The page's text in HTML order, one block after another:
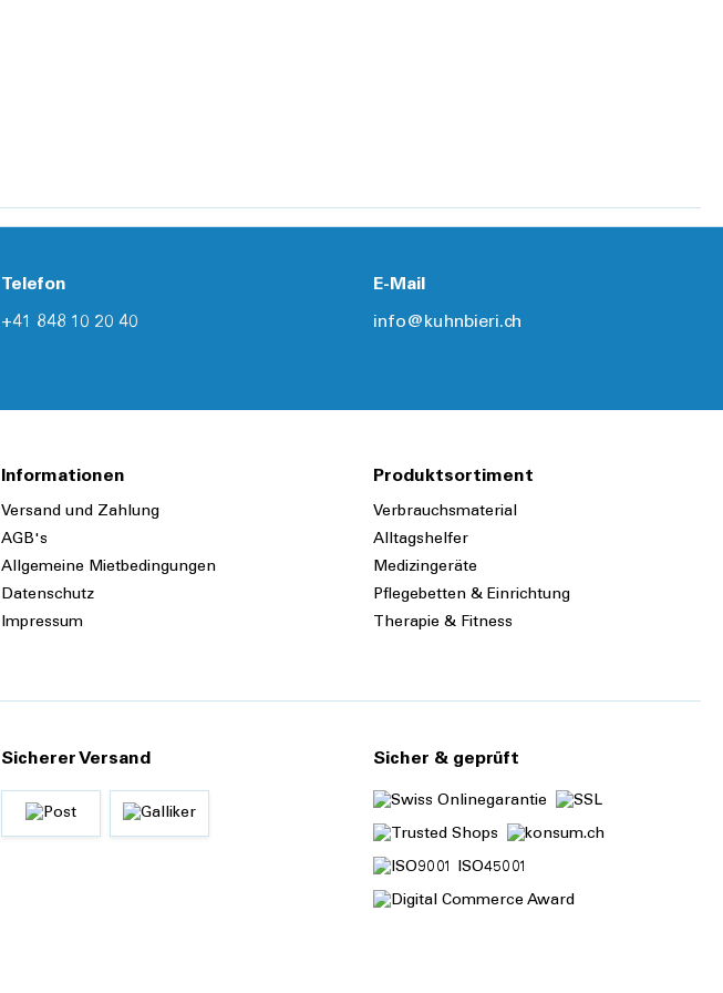
Telefon
+41 848 10 20 40
E-Mail
info@kuhnbieri.ch
Informationen
Versand und Zahlung
AGB's
Allgemeine Mietbedingungen
Datenschutz
Impressum
Produktsortiment
Verbrauchsmaterial
Alltagshelfer
Medizingeräte
Pflegebetten & Einrichtung
Therapie & Fitness
Sicherer Versand Sicher & geprüft